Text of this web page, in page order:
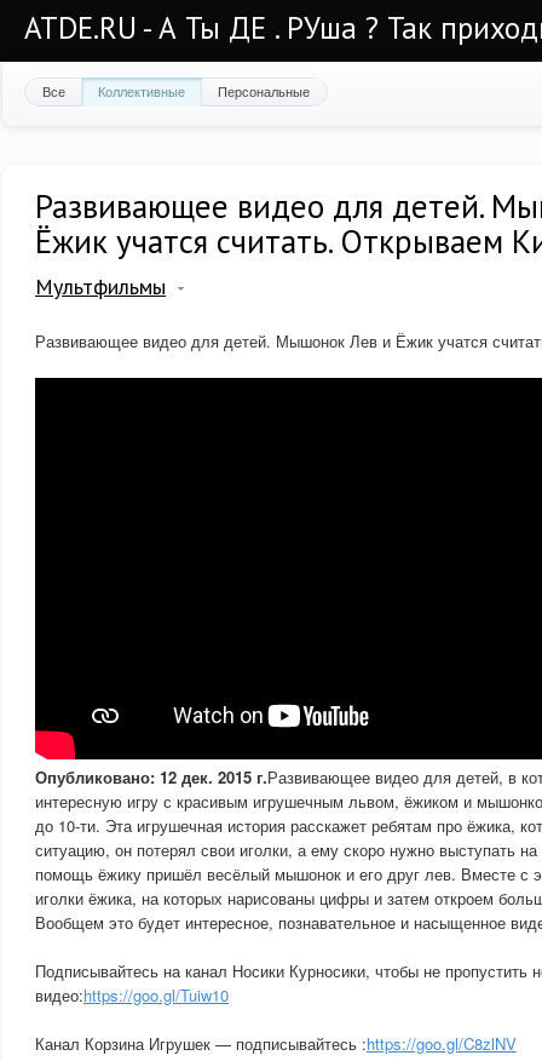
ATDE.RU - А Ты ДЕ . РУша ? Так
Все Коллективные Персональные
Развивающее видео для детей.
Ёжик учатся считать. Открываем
Мультфильмы
Развивающее видео для детей. Мышонок Лев и Ёжик учатся
Опубликовано: 12 дек. 2015 г.Развивающее видео для детей, в
интересную игру с красивым игрушечным львом, ёжиком и
до 10-ти. Эта игрушечная история расскажет ребятам про ёжика,
ситуацию, он потерял свои иголки, а ему скоро нужно выступать
помощь ёжику пришёл весёлый мышонок и его друг лев. Вместе с
иголки ёжика, на которых нарисованы цифры и затем откроем
Вообщем это будет интересное, познавательное и насыщенное
Подписывайтесь на канал Носики Курносики, чтобы не пропустить
видео:https://goo.gl/Tuiw10
Канал Корзина Игрушек — подписывайтесь :https://goo.gl/C8zlNV